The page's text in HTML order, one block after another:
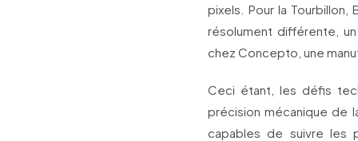
pixels. Pour la
résolument différente,
chez Concepto, une
Ceci étant, les défis
précision mécanique de
capables de suivre les